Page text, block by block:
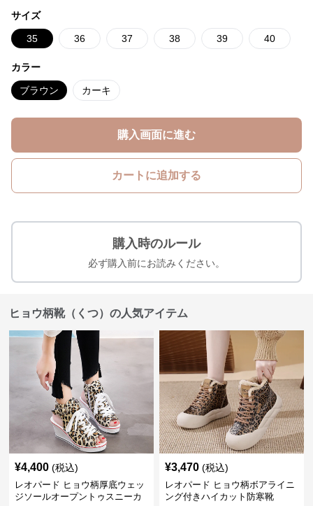
サイズ
35 36 37 38 39 40
カラー
ブラウン カーキ
購入画面に進む
カートに追加する
購入時のルール
必ず購入前にお読みください。
ヒョウ柄靴（くつ）の人気アイテム
¥4,400 (税込)
レオパード ヒョウ柄厚底ウェッ
ジソールオープントゥスニーカ
¥3,470 (税込)
レオパード ヒョウ柄ボアライニ
ング付きハイカット防寒靴